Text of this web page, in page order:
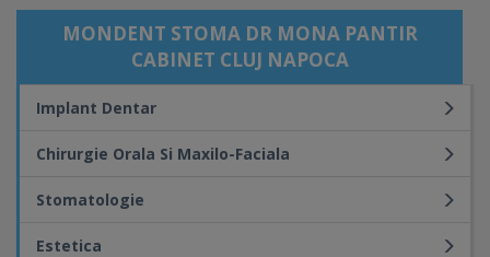
MONDENT STOMA DR MONA PANTIR
CABINET CLUJ NAPOCA
Implant Dentar
Chirurgie Orala Si Maxilo-Faciala
Stomatologie
Estetica